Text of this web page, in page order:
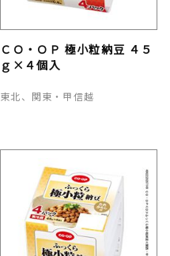
ＣＯ・ＯＰ 極小粒納豆 ４５
ｇ×４個入
東北、関東・甲信越